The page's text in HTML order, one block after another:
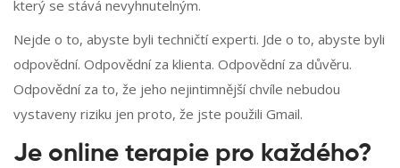
který se stává nevyhnutelným.
Nejde o to, abyste byli techničtí experti. Jde o to, abyste byli
odpovědní. Odpovědní za klienta. Odpovědní za důvěru.
Odpovědní za to, že jeho nejintimnější chvíle nebudou
vystaveny riziku jen proto, že jste použili Gmail.
Je online terapie pro každého?